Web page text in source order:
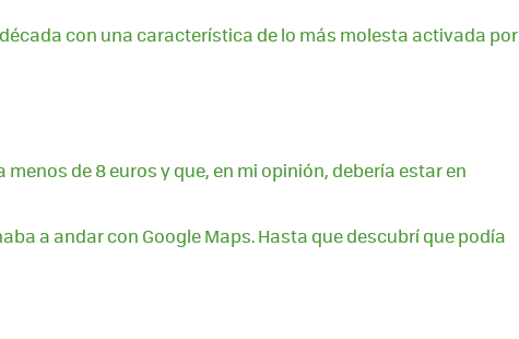
con una característica de lo más molesta activada por
de 8 euros y que, en mi opinión, debería estar en
a andar con Google Maps. Hasta que descubrí que podía